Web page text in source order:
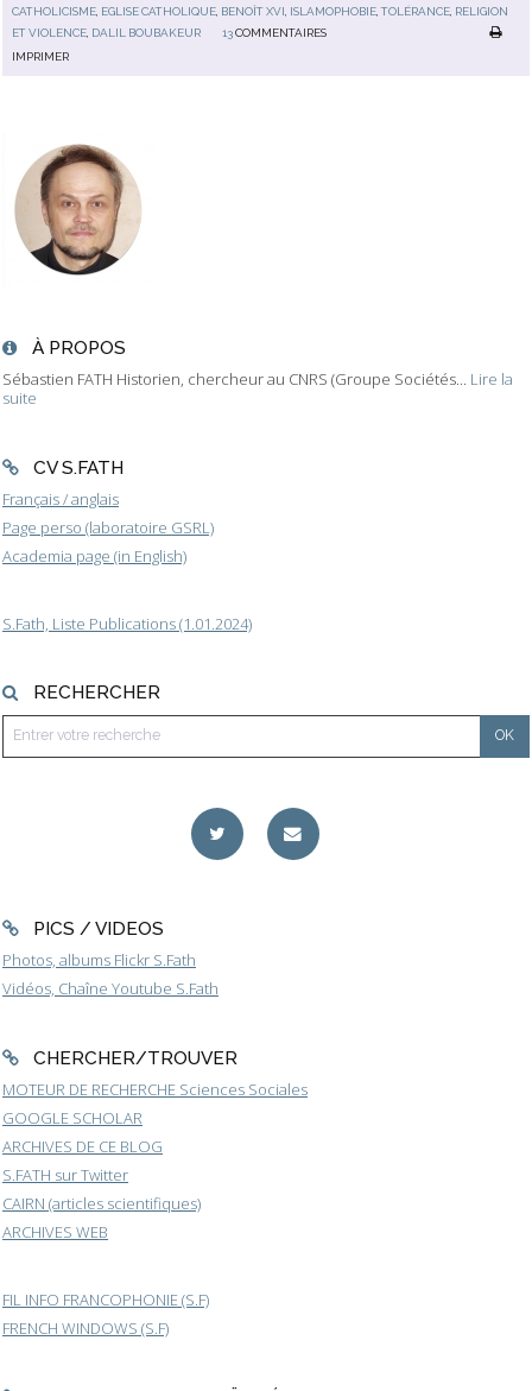
À PROPOS
Sébastien FATH Historien, chercheur au CNRS (Groupe Sociétés... Lire la
suite
CV S.FATH
Français / anglais
Page perso (laboratoire GSRL)
Academia page (in English)
S.Fath, Liste Publications (1.01.2024)
RECHERCHER
PICS / VIDEOS
Photos, albums Flickr S.Fath
Vidéos, Chaîne Youtube S.Fath
CHERCHER/TROUVER
MOTEUR DE RECHERCHE Sciences Sociales
GOOGLE SCHOLAR
ARCHIVES DE CE BLOG
S.FATH sur Twitter
CAIRN (articles scientifiques)
ARCHIVES WEB
FIL INFO FRANCOPHONIE (S.F)
FRENCH WINDOWS (S.F)
CATHOLICISME EGLISE CATHOLIQUE BENOÎT XVI ISLAMOPHOBIE ,TOLÉRANCE RELIGION
ET VIOLENCE, DALIL BOUBAKEUR 13 COMMENTAIRES
IMPRIMER